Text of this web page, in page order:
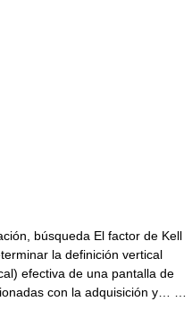
búsqueda El factor de Kell
la definición vertical
efectiva de una pantalla de
con la adquisición y… …